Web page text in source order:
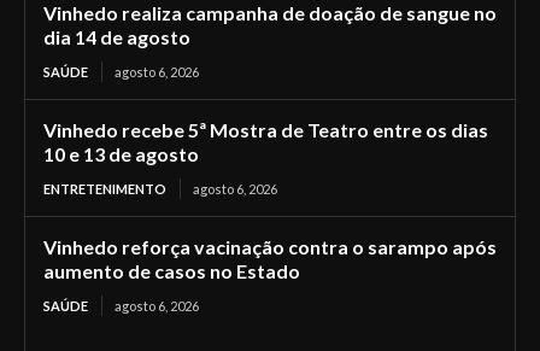
Vinhedo realiza campanha de doação de sangue no
dia 14 de agosto
SAÚDE agosto 6, 2026
Vinhedo recebe 5ª Mostra de Teatro entre os dias
10 e 13 de agosto
ENTRETENIMENTO agosto 6, 2026
Vinhedo reforça vacinação contra o sarampo após
aumento de casos no Estado
SAÚDE agosto 6, 2026